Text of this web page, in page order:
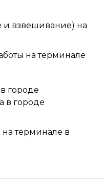
и взвешивание) на
на терминале
городе
в городе
на терминале в